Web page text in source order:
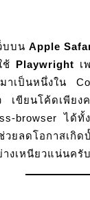
บบน Apple
ช้ Playwright เ
าเป็นหนึ่งใน
เขียนโค้ดเพียง
browser ได้ทั้
วยลดโอกาสเกิด
างเหนียวแน่นครั